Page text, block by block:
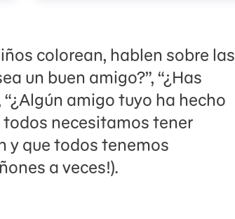
colorean, hablen sobre las
un buen amigo?”, “¿Has
amigo tuyo ha hecho
todos necesitamos tener
y que todos tenemos
a veces!).